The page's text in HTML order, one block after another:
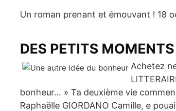
Un roman prenant et émouvant ! 18
DES PETITS
Achetez
bonheur… » Ta deuxième vie
Raphaëlle GIORDANO Camille, e